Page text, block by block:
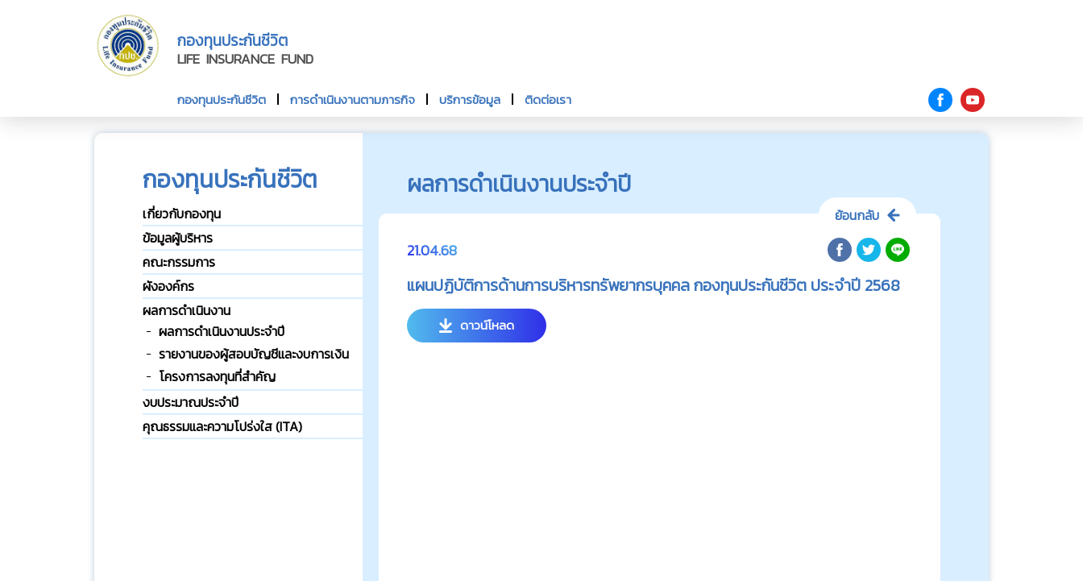
กองทุนประกันชีวิต
LIFE INSURANCE FUND
กองทุนประกันชีวิต การดำเนินงานตามภารกิจ บริการข้อมูล ติดต่อเรา
กองทุนประกันชีวิต
เกี่ยวกับกองทุน
ข้อมูลผู้บริหาร
คณะกรรมการ
ผังองค์กร
ผลการดำเนินงาน
ผลการดำเนินงานประจำปี
รายงานของผู้สอบบัญชีและงบการเงิน
โครงการลงทุนที่สำคัญ
งบประมาณประจำปี
คุณธรรมและความโปร่งใส (ITA)
ผลการดำเนินงานประจำปี
ย้อนกลับ
21.04.68
แผนปฏิบัติการด้านการบริหารทรัพยากรบุคคล กองทุนประกันชีวิต ประจำปี 2568
ดาวน์โหลด